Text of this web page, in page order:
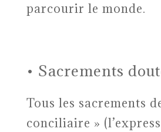
parcourir le monde.
• Sacrements
Tous les sacrements
conciliaire »